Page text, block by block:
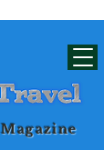
Magazine